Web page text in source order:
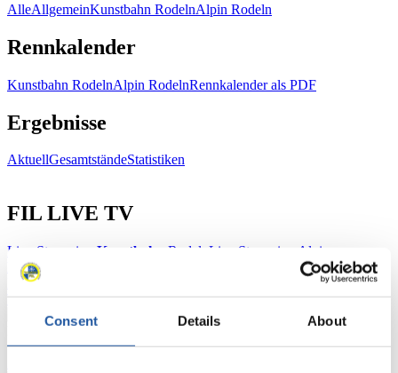
Consent Details About
AlleAllgemeinKunstbahn RodelnAlpin Rodeln
Rennkalender
Kunstbahn RodelnAlpin RodelnRennkalender als PDF
Ergebnisse
AktuellGesamtständeStatistiken
FIL LIVE TV
Live Streaming Kunstbahn Rodeln Live Streaming Alpin
Rodeln
Ergebnis-Live-Ticker Kunstbahn
Tippspiel
Naturbahn